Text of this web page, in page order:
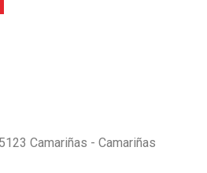
Camariñas - Camariñas